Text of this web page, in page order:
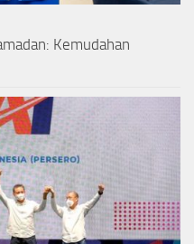
Kemudahan